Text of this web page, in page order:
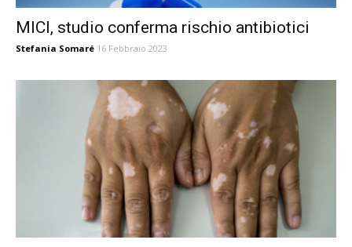
MICI, studio conferma rischio antibiotici
Stefania Somaré 16 Febbraio 2023